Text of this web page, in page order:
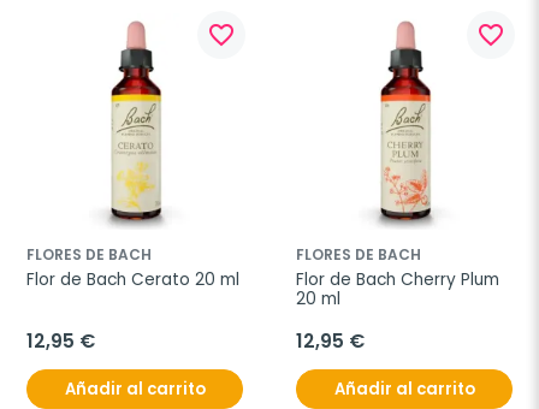
favorite_border
FLORES DE BACH
Flor de Bach Cerato 20 ml
12,95 €
Añadir al carrito
favorite_border
FLORES DE BACH
Flor de Bach Cherry Plum
20 ml
12,95 €
Añadir al carrito